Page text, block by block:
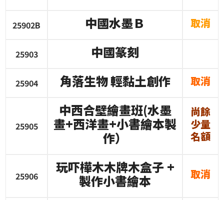
25902B 中國水墨Ｂ 取消
25903 中國篆刻
25904 角落生物輕黏土創作 取消
25905
中西合壁繪畫班(水墨
畫+西洋畫+小書繪本製
作）
尚餘
少量
名額
25906
玩吓樺木木牌木盒子 +
製作小書繪本
取消